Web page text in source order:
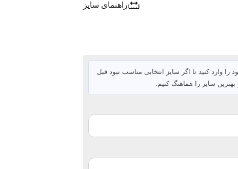
راهنمای سایز
را وارد کنید تا اگر سایز انتخابی مناسب نبود قبل
سایز را هماهنگ کنیم.